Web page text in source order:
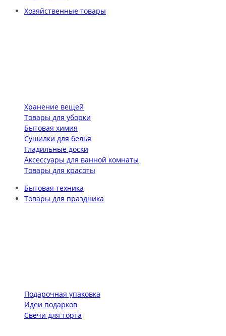
Хозяйственные товары
Хранение вещей
Товары для уборки
Бытовая химия
Сушилки для белья
Гладильные доски
Аксессуары для ванной комнаты
Товары для красоты
Бытовая техника
Товары для праздника
Подарочная упаковка
Идеи подарков
Свечи для торта